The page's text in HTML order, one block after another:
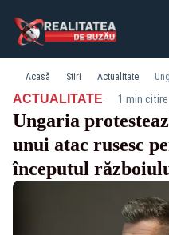
Acasă Știri Actualitate
ACTUALITATE· 1 min citire
Ungaria
unui atac rusesc
începutul